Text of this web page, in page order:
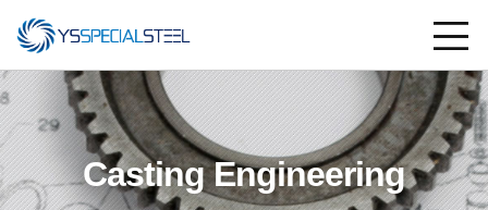
Casting Engineering